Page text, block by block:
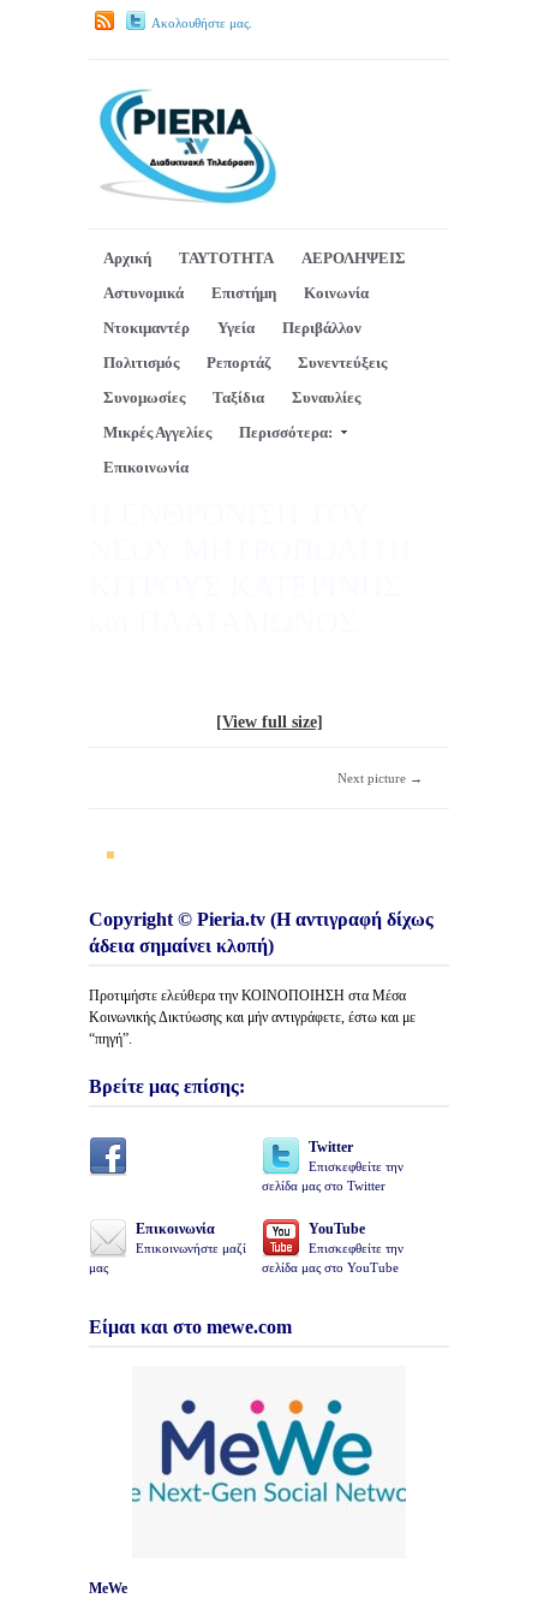
Ακολουθήστε μας.
Αρχική ΤΑΥΤΟΤΗΤΑ
ΑΕΡΟΛΗΨΕΙΣ
Αστυνομικά
Επιστήμη
Κοινωνία
Ντοκιμαντέρ
Υγεία
Περιβάλλον
Πολιτισμός
Ρεπορτάζ
Συνεντεύξεις
Συνομωσίες
Ταξίδια
Συναυλίες
Μικρές Αγγελίες
Περισσότερα:
Επικοινωνία
[View full size]
Next picture →
Copyright © Pieria.tv (Η αντιγραφή δίχως
άδεια σημαίνει κλοπή)
Προτιμήστε ελεύθερα την ΚΟΙΝΟΠΟΙΗΣΗ στα Μέσα
Κοινωνικής Δικτύωσης και μήν αντιγράφετε, έστω και με
“πηγή”.
Βρείτε μας επίσης:
Twitter
Επισκεφθείτε την
σελίδα μας στο Twitter
Επικοινωνία
Επικοινωνήστε μαζί
μας
YouTube
Επισκεφθείτε την
σελίδα μας στο YouTube
Είμαι και στο mewe.com
MeWe